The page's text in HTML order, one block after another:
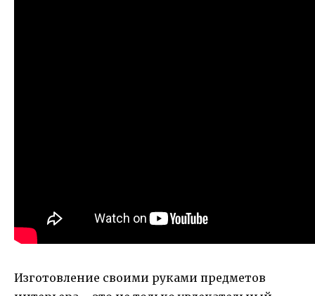
Изготовление своими руками предметов